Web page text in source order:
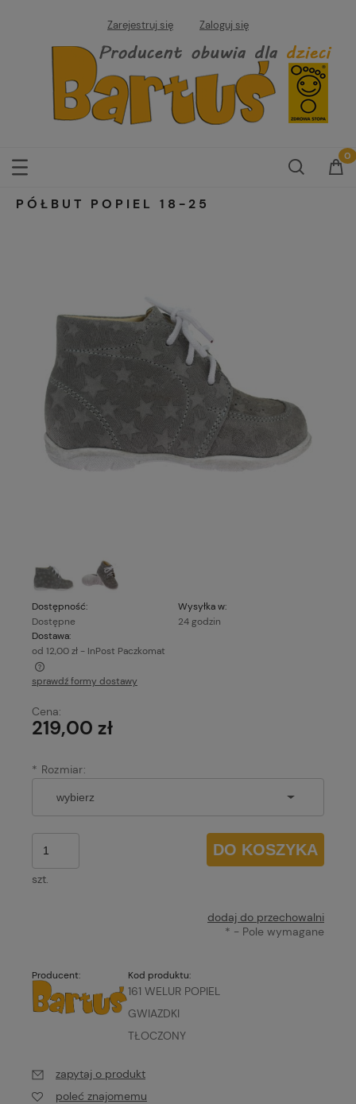
Zarejestruj się Zaloguj się
PÓŁBUT POPIEL 18-25
Dostępność:
Dostępne
Wysyłka w:
24 godzin
Dostawa:
od 12,00 zł - InPost Paczkomat
Cena nie zawiera ewentualnych kosztów płatności
sprawdź formy dostawy
Cena:
219,00 zł
* Rozmiar:
szt.
DO KOSZYKA
dodaj do przechowalni
* - Pole wymagane
Producent: Kod produktu:
161 WELUR POPIEL
GWIAZDKI
TŁOCZONY
zapytaj o produkt
poleć znajomemu